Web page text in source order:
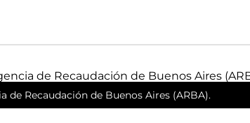
de Recaudación de Buenos Aires (ARBA).